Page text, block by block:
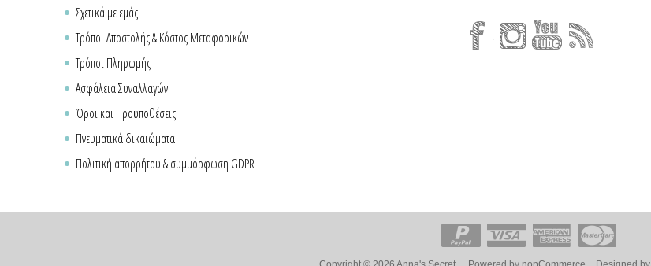
Σχετικά με εμάς
Τρόποι Αποστολής & Κόστος Μεταφορικών
Τρόποι Πληρωμής
Ασφάλεια Συναλλαγών
Όροι και Προϋποθέσεις
Πνευματικά δικαιώματα
Πολιτική απορρήτου & συμμόρφωση GDPR